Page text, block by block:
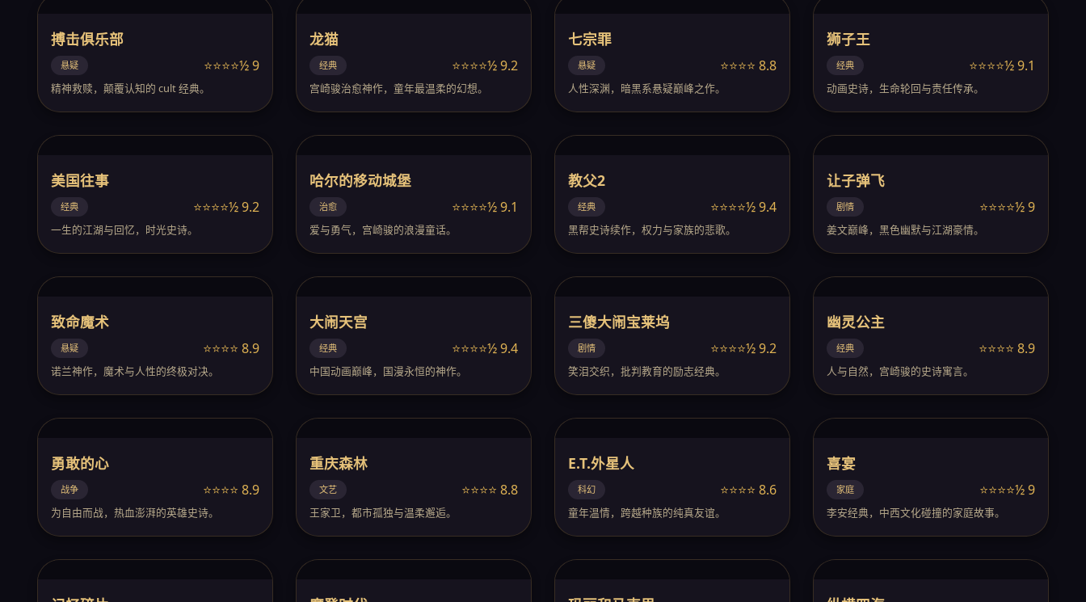
搏击俱乐部
悬疑 ⭐⭐⭐⭐½ 9
精神救赎，颠覆认知的 cult 经典。
龙猫
经典 ⭐⭐⭐⭐½ 9.2
宫崎骏治愈神作，童年最温柔的幻想。
七宗罪
悬疑 ⭐⭐⭐⭐ 8.8
人性深渊，暗黑系悬疑巅峰之作。
狮子王
经典 ⭐⭐⭐⭐½ 9.1
动画史诗，生命轮回与责任传承。
美国往事
经典 ⭐⭐⭐⭐½ 9.2
一生的江湖与回忆，时光史诗。
哈尔的移动城堡
治愈 ⭐⭐⭐⭐½ 9.1
爱与勇气，宫崎骏的浪漫童话。
教父2
经典 ⭐⭐⭐⭐½ 9.4
黑帮史诗续作，权力与家族的悲歌。
让子弹飞
剧情 ⭐⭐⭐⭐½ 9
姜文巅峰，黑色幽默与江湖豪情。
致命魔术
悬疑 ⭐⭐⭐⭐ 8.9
诺兰神作，魔术与人性的终极对决。
大闹天宫
经典 ⭐⭐⭐⭐½ 9.4
中国动画巅峰，国漫永恒的神作。
三傻大闹宝莱坞
剧情 ⭐⭐⭐⭐½ 9.2
笑泪交织，批判教育的励志经典。
幽灵公主
经典 ⭐⭐⭐⭐ 8.9
人与自然，宫崎骏的史诗寓言。
勇敢的心
战争 ⭐⭐⭐⭐ 8.9
为自由而战，热血澎湃的英雄史诗。
重庆森林
文艺 ⭐⭐⭐⭐ 8.8
王家卫，都市孤独与温柔邂逅。
E.T.外星人
科幻 ⭐⭐⭐⭐ 8.6
童年温情，跨越种族的纯真友谊。
喜宴
家庭 ⭐⭐⭐⭐½ 9
李安经典，中西文化碰撞的家庭故事。